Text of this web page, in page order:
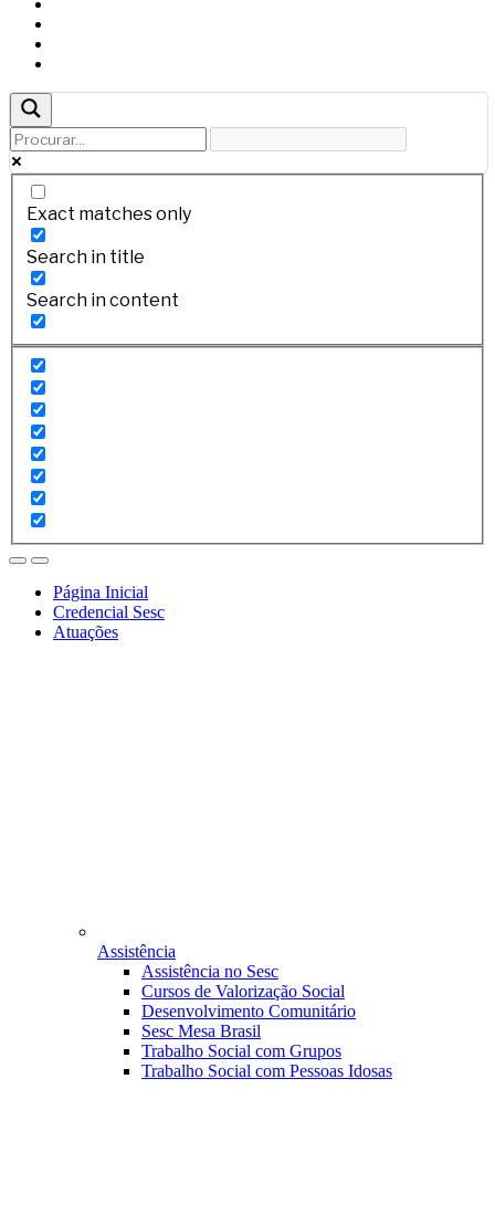
Exact matches only
Search in title
Search in content
Página Inicial
Credencial Sesc
Atuações
Assistência
Assistência no Sesc
Cursos de Valorização Social
Desenvolvimento Comunitário
Sesc Mesa Brasil
Trabalho Social com Grupos
Trabalho Social com Pessoas Idosas